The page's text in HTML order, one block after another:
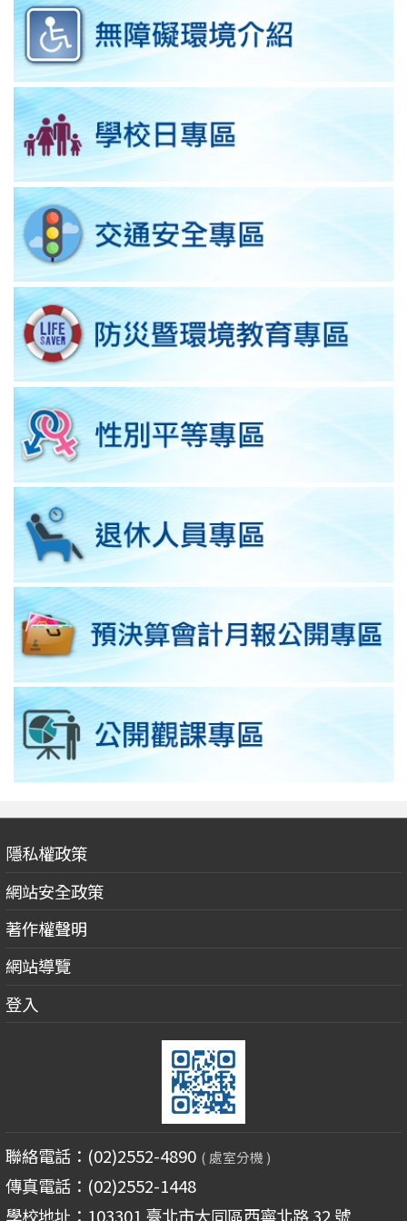
隱私權政策
網站安全政策
著作權聲明
網站導覽
登入
聯絡電話：(02)2552-4890 ( 處室分機 )
傳真電話：(02)2552-1448
學校地址：103301 臺北市大同區西寧北路 32 號